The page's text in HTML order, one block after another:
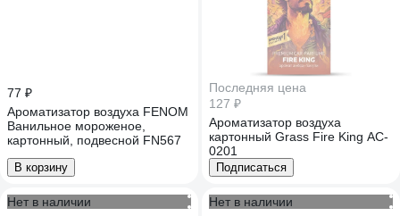
77 ₽
Ароматизатор воздуха FENOM
Ванильное мороженое,
картонный, подвесной FN567
В корзину
Последняя цена
127 ₽
Ароматизатор воздуха
картонный Grass Fire King AC-
0201
Подписаться
Нет в наличии Нет в наличии